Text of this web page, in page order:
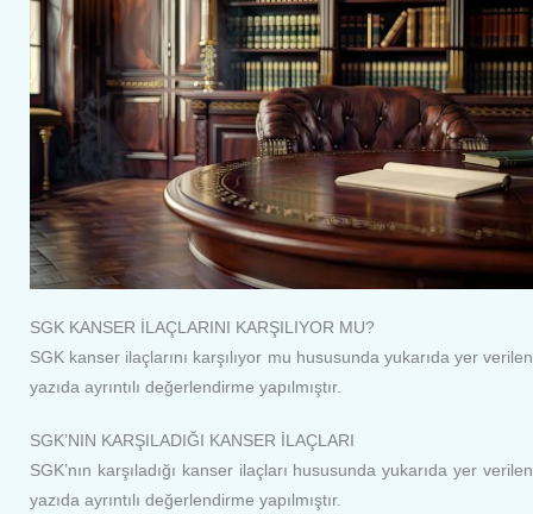
SGK KANSER İLAÇLARINI KARŞILIYOR MU?
SGK kanser ilaçlarını karşılıyor mu hususunda yukarıda yer verilen
yazıda ayrıntılı değerlendirme yapılmıştır.
SGK’NIN KARŞILADIĞI KANSER İLAÇLARI
SGK’nın karşıladığı kanser ilaçları hususunda yukarıda yer verilen
yazıda ayrıntılı değerlendirme yapılmıştır.